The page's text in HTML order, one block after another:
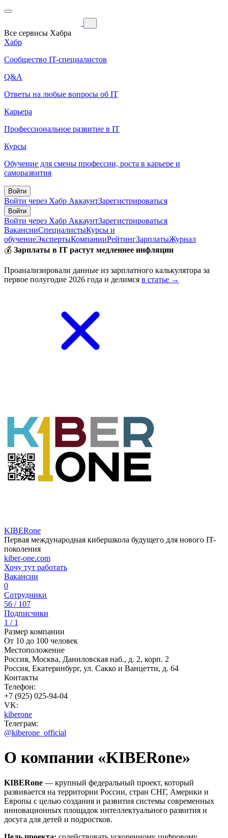
Все сервисы Хабра
Хабр
Сообщество IT-специалистов
Q&A
Ответы на любые вопросы об IT
Карьера
Профессиональное развитие в IT
Курсы
Обучение для смены профессии, роста в карьере и
саморазвития
Войти
Войти через Хабр АккаунтЗарегистрироваться
Войти
Войти через Хабр АккаунтЗарегистрироваться
ВакансииСпециалистыКурсы и
обучениеЭкспертыКомпанииРейтингЗарплатыЖурнал
💰 Зарплаты в IT растут медленнее инфляции
Проанализировали данные из зарплатного калькулятора за
первое полугодие 2026 года и делимся в статье →
KIBERone
Первая международная кибершкола будущего для нового IT-
поколения
kiber-one.com
Хочу тут работать
Вакансии
0
Сотрудники
56 / 107
Подписчики
1 / 1
Размер компании
От 10 до 100 человек
Местоположение
Россия, Москва, Даниловская наб., д. 2, корп. 2
Россия, Екатеринбург, ул. Сакко и Ванцетти, д. 64
Контакты
Телефон:
+7 (925) 025-94-04
VK:
kiberone
Телеграм:
@kiberone_official
О компании «KIBERone»
KIBERone — крупный федеральный проект, который
развивается на территории России, стран СНГ, Америки и
Европы с целью создания и развития системы современных
инновационных площадок интеллектуального развития и
досуга для детей и подростков.